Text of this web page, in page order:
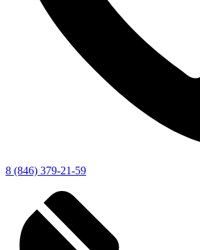
8 (846) 379-21-59